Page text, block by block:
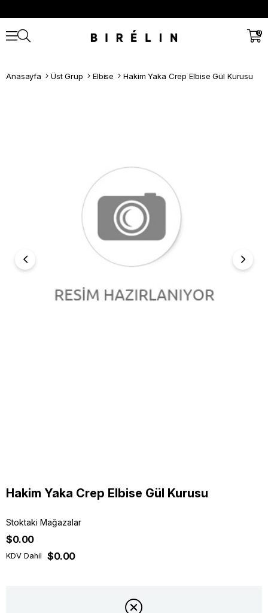
0
Anasayfa Üst Grup Elbise Hakim Yaka Crep Elbise Gül Kurusu
Hakim Yaka Crep Elbise Gül Kurusu
Stoktaki Mağazalar
$0.00
KDV Dahil $0.00